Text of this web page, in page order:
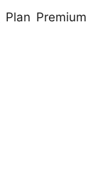
Plan Premium